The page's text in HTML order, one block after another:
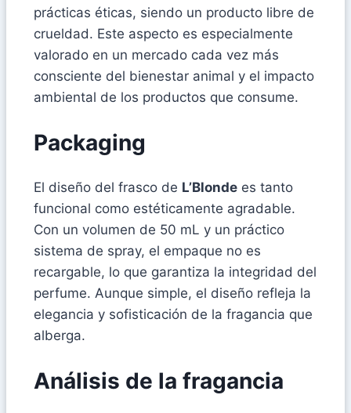
prácticas éticas, siendo un producto libre de
crueldad. Este aspecto es especialmente
valorado en un mercado cada vez más
consciente del bienestar animal y el impacto
ambiental de los productos que consume.
Packaging
El diseño del frasco de L’Blonde es tanto
funcional como estéticamente agradable.
Con un volumen de 50 mL y un práctico
sistema de spray, el empaque no es
recargable, lo que garantiza la integridad del
perfume. Aunque simple, el diseño refleja la
elegancia y sofisticación de la fragancia que
alberga.
Análisis de la fragancia